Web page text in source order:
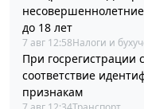
до 18 лет
7 авг 12:58Налоги и
При госрегистрации
соответствие
признакам